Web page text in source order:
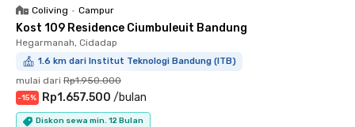
Coliving • Campur
Kost 109 Residence Ciumbuleuit Bandung
Hegarmanah, Cidadap
1.6 km dari Institut Teknologi Bandung (ITB)
mulai dari Rp1.950.000
-15% Rp1.657.500 /bulan
Diskon sewa min. 12 Bulan